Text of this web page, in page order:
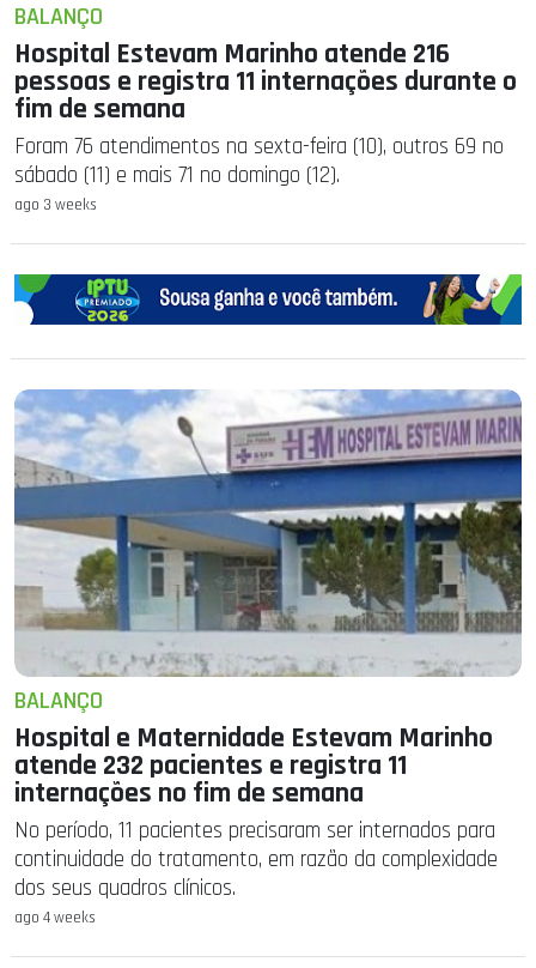
BALANÇO
Hospital Estevam Marinho atende 216
pessoas e registra 11 internações durante o
fim de semana
Foram 76 atendimentos na sexta-feira (10), outros 69 no
sábado (11) e mais 71 no domingo (12).
ago 3 weeks
BALANÇO
Hospital e Maternidade Estevam Marinho
atende 232 pacientes e registra 11
internações no fim de semana
No período, 11 pacientes precisaram ser internados para
continuidade do tratamento, em razão da complexidade
dos seus quadros clínicos.
ago 4 weeks